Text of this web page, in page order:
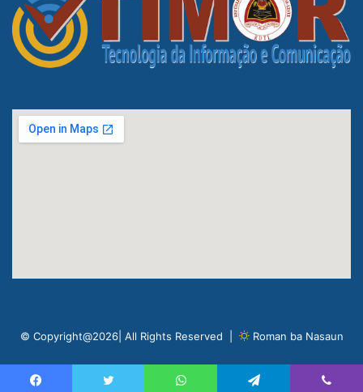
© Copyright@2026| All Rights Reserved | Roman ba Nasaun